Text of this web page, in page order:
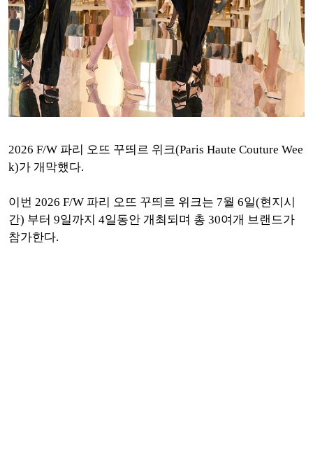
2026 F/W 파리 오뜨 꾸띄르 위크(Paris Haute Couture Wee
k)가 개막했다.
이번 2026 F/W 파리 오뜨 꾸띄르 위크는 7월 6일(현지시
간) 부터 9일까지 4일동안 개최되며 총 30여개 브랜드가
참가한다.